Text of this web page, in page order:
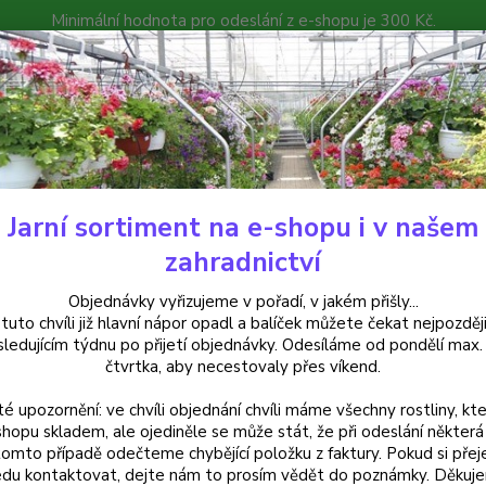
Minimální hodnota pro odeslání z e-shopu je 300 Kč.
můžete čekat nejpozději v následujícím týdnu po přijetí
Poradna Kontakty
Hledat
Fuchsie Dollarprinzessin Fuchsie (Lemoine F 1912)-mrazuvzdorná 237
Fuchsie (Lemoine
a
Jarní sortiment na e-shopu i v našem
zahradnictví
Objednávky vyřizujeme v pořadí, v jakém přišly...
chvíli již hlavní nápor opadl a balíček můžete čekat
týdnu po přijetí objednávky. Odesíláme od pondělí
čtvrtka, aby necestovaly přes víkend.
upozornění: ve chvíli objednání chvíli máme všechny rostliny,
skladem, ale ojediněle se může stát, že při odeslání některá
případě odečteme chybějící položku z faktury. Pokud si
kontaktovat, dejte nám to prosím vědět do poznámky.